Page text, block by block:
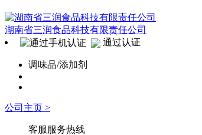
湖南省三润食品科技有限责任公司
通过认证
调味品/添加剂
公司主页 >
客服服务热线